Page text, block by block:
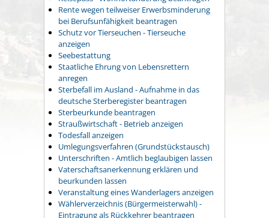
Rente wegen teilweiser Erwerbsminderung
bei Berufsunfähigkeit beantragen
Schutz vor Tierseuchen - Tierseuche
anzeigen
Seebestattung
Staatliche Ehrung von Lebensrettern
anregen
Sterbefall im Ausland - Aufnahme in das
deutsche Sterberegister beantragen
Sterbeurkunde beantragen
Straußwirtschaft - Betrieb anzeigen
Todesfall anzeigen
Umlegungsverfahren (Grundstückstausch)
Unterschriften - Amtlich beglaubigen lassen
Vaterschaftsanerkennung erklären und
beurkunden lassen
Veranstaltung eines Wanderlagers anzeigen
Wählerverzeichnis (Bürgermeisterwahl) -
Eintragung als Rückkehrer beantragen